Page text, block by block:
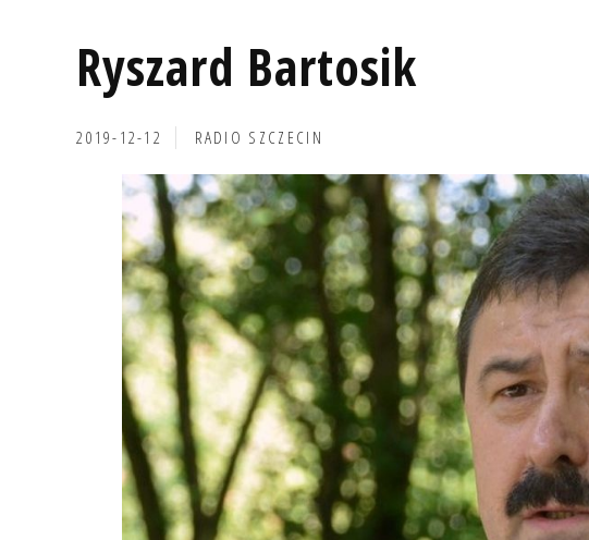
Ryszard Bartosik
2019-12-12 RADIO SZCZECIN